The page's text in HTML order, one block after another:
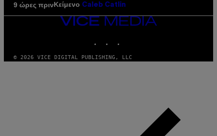
9 ώρες πρινΚείμενο Caleb Catlin
VICE
© 2026 VICE DIGITAL PUBLISHING, LLC